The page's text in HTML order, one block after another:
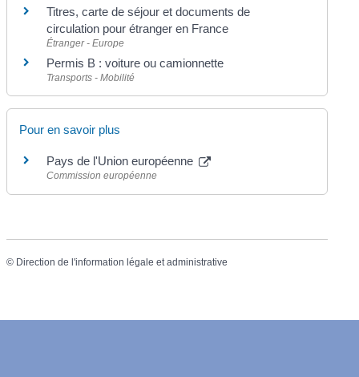
Titres, carte de séjour et documents de
circulation pour étranger en France
Étranger - Europe
Permis B : voiture ou camionnette
Transports - Mobilité
Pour en savoir plus
Pays de l'Union européenne
Commission européenne
© Direction de l'information légale et administrative